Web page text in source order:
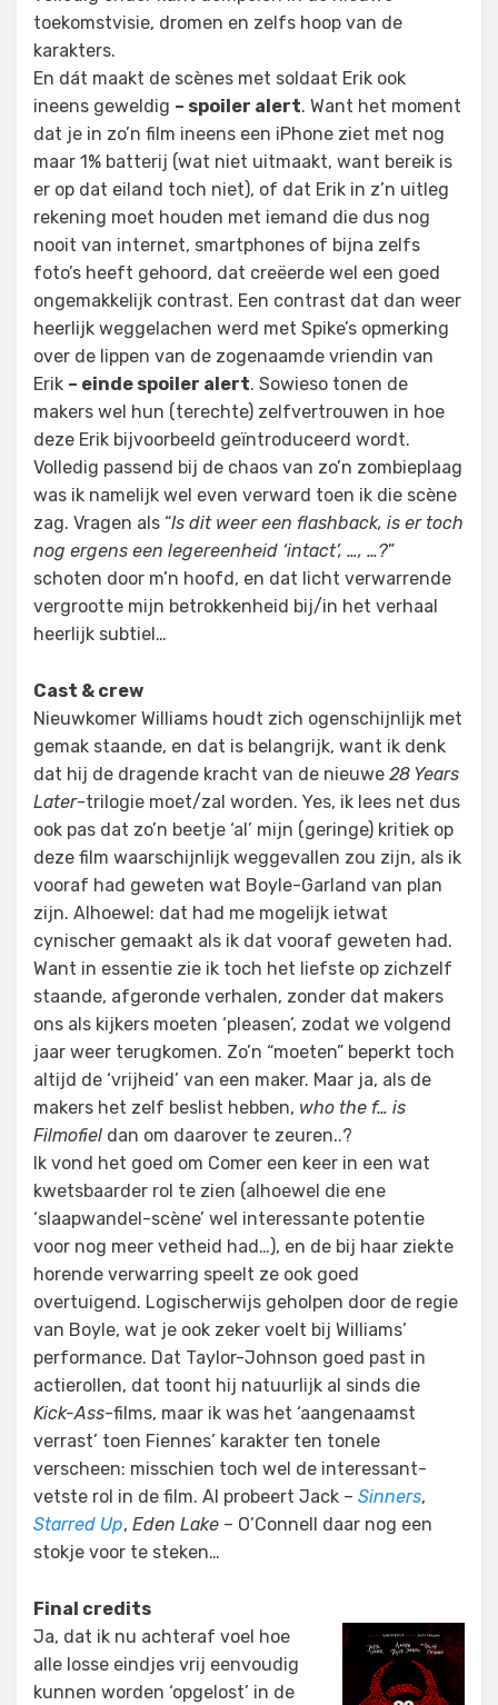
toekomstvisie, dromen en zelfs hoop van de
karakters.
En dát maakt de scènes met soldaat Erik ook
ineens geweldig – spoiler alert. Want het moment
dat je in zo’n film ineens een iPhone ziet met nog
maar 1% batterij (wat niet uitmaakt, want bereik is
er op dat eiland toch niet), of dat Erik in z’n uitleg
rekening moet houden met iemand die dus nog
nooit van internet, smartphones of bijna zelfs
foto’s heeft gehoord, dat creëerde wel een goed
ongemakkelijk contrast. Een contrast dat dan weer
heerlijk weggelachen werd met Spike’s opmerking
over de lippen van de zogenaamde vriendin van
Erik – einde spoiler alert. Sowieso tonen de
makers wel hun (terechte) zelfvertrouwen in hoe
deze Erik bijvoorbeeld geïntroduceerd wordt.
Volledig passend bij de chaos van zo’n zombieplaag
was ik namelijk wel even verward toen ik die scène
zag. Vragen als “Is dit weer een flashback, is er toch
nog ergens een legereenheid ‘intact’, …, …?”
schoten door m’n hoofd, en dat licht verwarrende
vergrootte mijn betrokkenheid bij/in het verhaal
heerlijk subtiel…
Cast & crew
Nieuwkomer Williams houdt zich ogenschijnlijk met
gemak staande, en dat is belangrijk, want ik denk
dat hij de dragende kracht van de nieuwe 28 Years
Later-trilogie moet/zal worden. Yes, ik lees net dus
ook pas dat zo’n beetje ‘al’ mijn (geringe) kritiek op
deze film waarschijnlijk weggevallen zou zijn, als ik
vooraf had geweten wat Boyle-Garland van plan
zijn. Alhoewel: dat had me mogelijk ietwat
cynischer gemaakt als ik dat vooraf geweten had.
Want in essentie zie ik toch het liefste op zichzelf
staande, afgeronde verhalen, zonder dat makers
ons als kijkers moeten ‘pleasen’, zodat we volgend
jaar weer terugkomen. Zo’n “moeten” beperkt toch
altijd de ‘vrijheid’ van een maker. Maar ja, als de
makers het zelf beslist hebben, who the f… is
Filmofiel dan om daarover te zeuren..?
Ik vond het goed om Comer een keer in een wat
kwetsbaarder rol te zien (alhoewel die ene
‘slaapwandel-scène’ wel interessante potentie
voor nog meer vetheid had…), en de bij haar ziekte
horende verwarring speelt ze ook goed
overtuigend. Logischerwijs geholpen door de regie
van Boyle, wat je ook zeker voelt bij Williams’
performance. Dat Taylor-Johnson goed past in
actierollen, dat toont hij natuurlijk al sinds die
Kick-Ass-films, maar ik was het ‘aangenaamst
verrast’ toen Fiennes’ karakter ten tonele
verscheen: misschien toch wel de interessant-
vetste rol in de film. Al probeert Jack – Sinners,
Starred Up, Eden Lake – O’Connell daar nog een
stokje voor te steken…
Final credits
Ja, dat ik nu achteraf voel hoe
alle losse eindjes vrij eenvoudig
kunnen worden ‘opgelost’ in de